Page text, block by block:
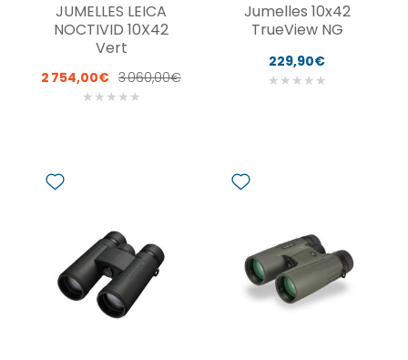
JUMELLES LEICA
NOCTIVID 10X42
Vert
2 754,00€ 3 060,00€
★ ★ ★ ★ ★
Jumelles 10x42
TrueView NG
229,90€
★ ★ ★ ★ ★